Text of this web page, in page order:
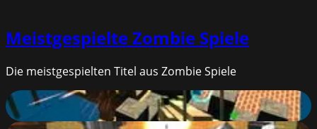
MeistgespielteZombie Spiele
Die meistgespielten Titel aus Zombie Spiele
Pixel Warfare 5
86%